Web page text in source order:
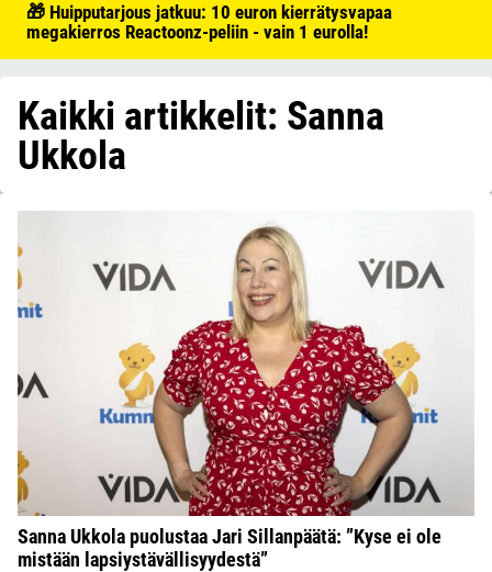
🎁 Huipputarjous jatkuu: 10 euron kierrätysvapaa
megakierros Reactoonz-peliin - vain 1 eurolla!
Kaikki artikkelit: Sanna
Ukkola
Sanna Ukkola puolustaa Jari Sillanpäätä: ”Kyse ei ole
mistään lapsiystävällisyydestä”